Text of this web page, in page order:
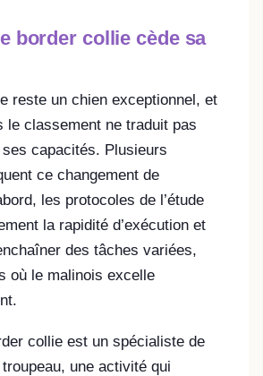
border collie cède sa
reste un chien exceptionnel, et
le classement ne traduit pas
capacités. Plusieurs
ce changement de
les protocoles de l’étude
la rapidité d’exécution et
des tâches variées,
où le malinois excelle
collie est un spécialiste de
une activité qui